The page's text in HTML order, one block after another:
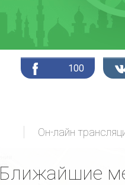
100
Ближайшие